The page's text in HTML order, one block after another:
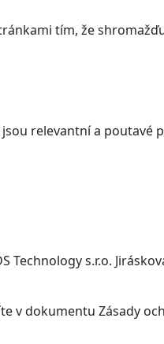
tím, že
relevantní a poutavé
s.r.o.
v dokumentu Zásady